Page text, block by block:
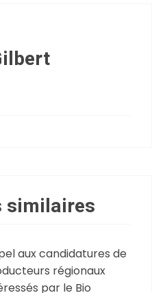
similaires
aux candidatures de
régionaux
par le Bio